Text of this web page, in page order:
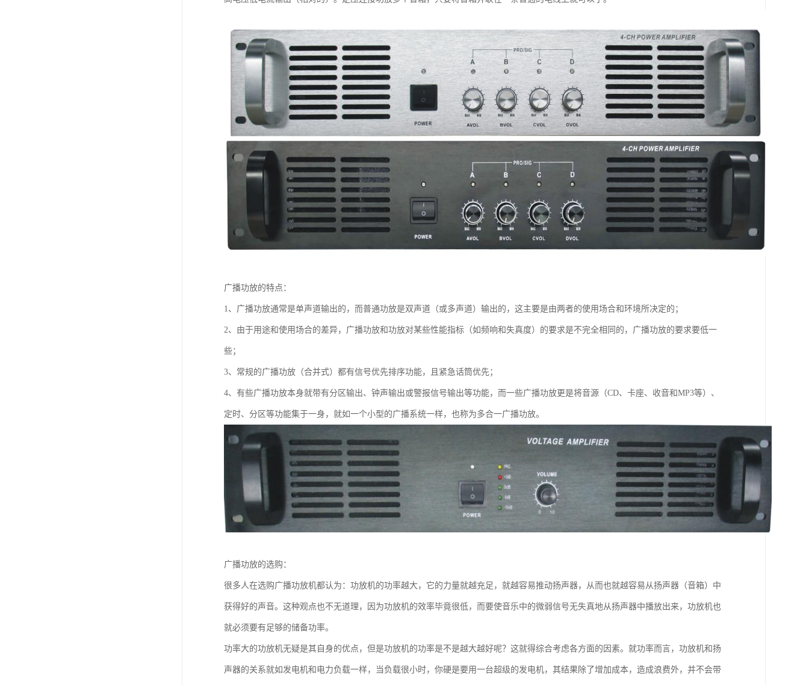
广播功放的特点：
1、广播功放通常是单声道输出的，而普通功放是双声道（或多声道）输出的，这主要是由两者的使用场合和环境所决定的；
2、由于用途和使用场合的差异，广播功放和功放对某些性能指标（如频响和失真度）的要求是不完全相同的，广播功放的要求要低一
些；
3、常规的广播功放（合并式）都有信号优先排序功能，且紧急话筒优先；
4、有些广播功放本身就带有分区输出、钟声输出或警报信号输出等功能，而一些广播功放更是将音源（CD、卡座、收音和MP3等）、
定时、分区等功能集于一身，就如一个小型的广播系统一样，也称为多合一广播功放。
广播功放的选购：
很多人在选购广播功放机都认为：功放机的功率越大，它的力量就越充足，就越容易推动扬声器，从而也就越容易从扬声器（音箱）中
获得好的声音。这种观点也不无道理，因为功放机的效率毕竟很低，而要使音乐中的微弱信号无失真地从扬声器中播放出来，功放机也
就必须要有足够的储备功率。
功率大的功放机无疑是其自身的优点，但是功放机的功率是不是越大越好呢？这就得综合考虑各方面的因素。就功率而言，功放机和扬
声器的关系就如发电机和电力负载一样，当负载很小时，你硬是要用一台超级的发电机，其结果除了增加成本，造成浪费外，并不会带